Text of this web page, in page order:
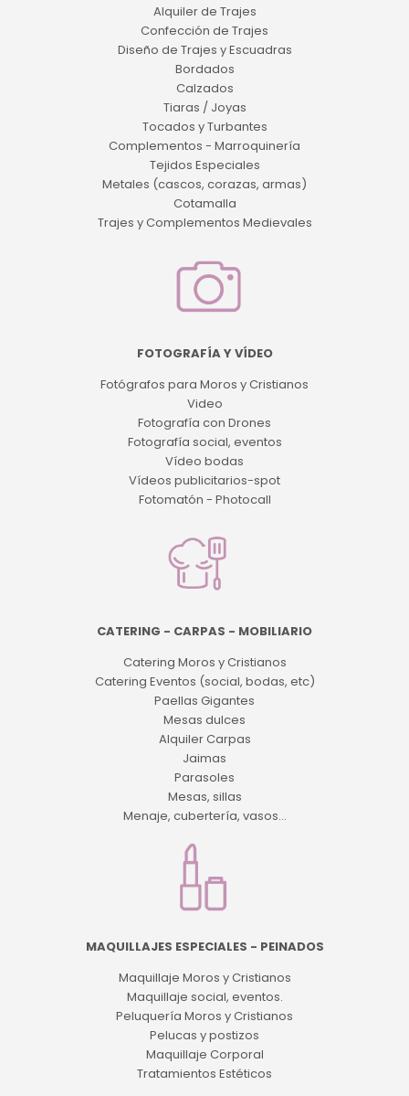
Alquiler de Trajes
Confección de Trajes
Diseño de Trajes y Escuadras
Bordados
Calzados
Tiaras / Joyas
Tocados y Turbantes
Complementos - Marroquinería
Tejidos Especiales
Metales (cascos, corazas, armas)
Cotamalla
Trajes y Complementos Medievales
FOTOGRAFÍA Y VÍDEO
Fotógrafos para Moros y Cristianos
Video
Fotografía con Drones
Fotografía social, eventos
Vídeo bodas
Vídeos publicitarios-spot
Fotomatón - Photocall
CATERING - CARPAS - MOBILIARIO
Catering Moros y Cristianos
Catering Eventos (social, bodas, etc)
Paellas Gigantes
Mesas dulces
Alquiler Carpas
Jaimas
Parasoles
Mesas, sillas
Menaje, cubertería, vasos...
MAQUILLAJES ESPECIALES - PEINADOS
Maquillaje Moros y Cristianos
Maquillaje social, eventos.
Peluquería Moros y Cristianos
Pelucas y postizos
Maquillaje Corporal
Tratamientos Estéticos